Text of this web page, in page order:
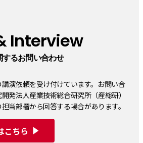
Interview
るお問い合わせ
演依頼を受け付けています。お問い合
発法人産業技術総合研究所（産総研）
当部署から回答する場合があります。
こちら